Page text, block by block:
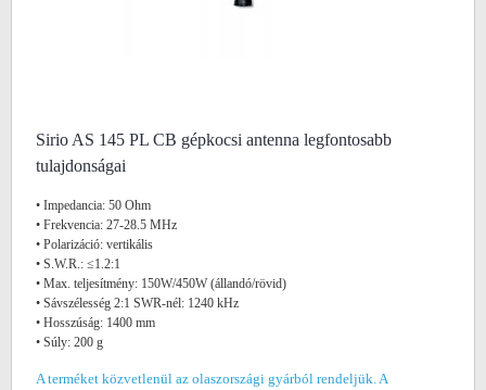
Sirio AS 145 PL CB gépkocsi antenna legfontosabb
tulajdonságai
• Impedancia: 50 Ohm
• Frekvencia: 27-28.5 MHz
• Polarizáció: vertikális
• S.W.R.: ≤1.2:1
• Max. teljesítmény: 150W/450W (állandó/rövid)
• Sávszélesség 2:1 SWR-nél: 1240 kHz
• Hosszúság: 1400 mm
• Súly: 200 g
A terméket közvetlenül az olaszországi gyárból rendeljük. A